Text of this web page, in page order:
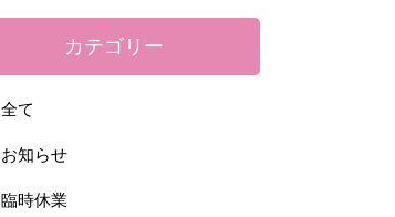
カテゴリー
全て
お知らせ
臨時休業